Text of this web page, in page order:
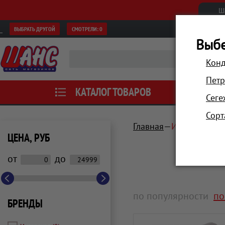
ВЫБРАТЬ ДРУГОЙ СМОТРЕЛИ:0
КАТАЛОГ ТОВАРОВ АКЦИИ
ЦЕНА, РУБ
от до
БРЕНДЫ
Главная Инструмент,
по популярности